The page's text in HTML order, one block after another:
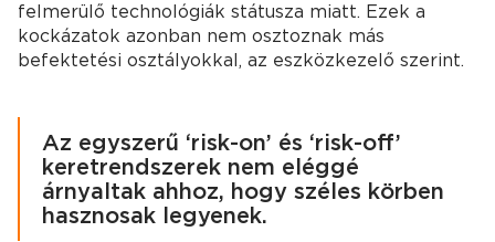
felmerülő technológiák státusza miatt. Ezek a
kockázatok azonban nem osztoznak más
befektetési osztályokkal, az eszközkezelő szerint.
Az egyszerű ‘risk-on’ és ‘risk-off’
keretrendszerek nem eléggé
árnyaltak ahhoz, hogy széles körben
hasznosak legyenek.